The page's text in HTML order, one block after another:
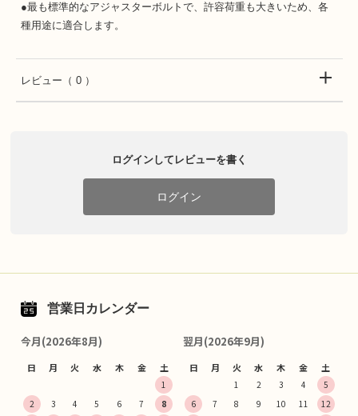
●最も標準的なアジャスターボルトで、許容荷重も大きいため、各
種用途に適合します。
レビュー （ 0 ）
ログインしてレビューを書く
ログイン
営業日カレンダー
今月(2026年8月)
日 月 火 水 木 金 土
1
2
3 4 5 6 7
8
翌月(2026年9月)
日 月 火 水 木 金 土
1 2 3 4
5
6
7 8 9 10 11
12